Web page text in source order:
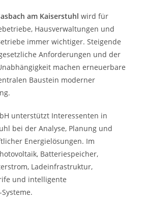
am Kaiserstuhl wird für
Hausverwaltungen und
immer wichtiger. Steigende
Anforderungen und der
machen erneuerbare
Baustein moderner
unterstützt Interessenten in
bei der Analyse, Planung und
Energielösungen. Im
Batteriespeicher,
Ladeinfrastruktur,
und intelligente